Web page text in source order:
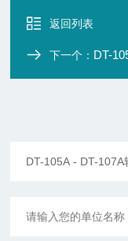
返回列表
下一个： DT-